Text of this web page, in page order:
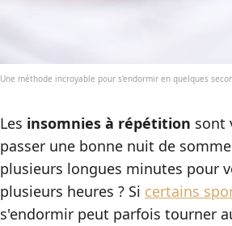
Une méthode incroyable pour s'endormir en quelques
Les insomnies à répétition sont
passer une bonne nuit de
plusieurs longues minutes pour
plusieurs heures ? Si certains
s'endormir peut parfois tourner